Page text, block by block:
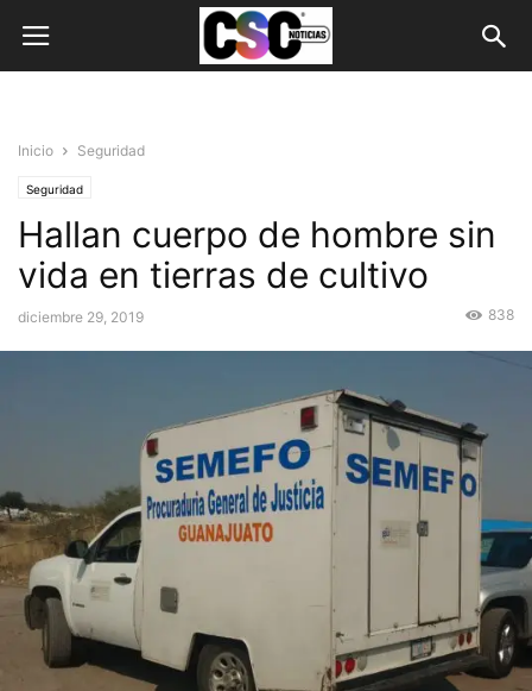
Inicio Seguridad
Seguridad
Hallan cuerpo de hombre sin
vida en tierras de cultivo
diciembre 29, 2019 838